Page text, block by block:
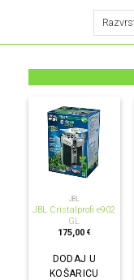
JBL
JBL Cristalprofi e902
GL
175,00€
DODAJ U
KOŠARICU